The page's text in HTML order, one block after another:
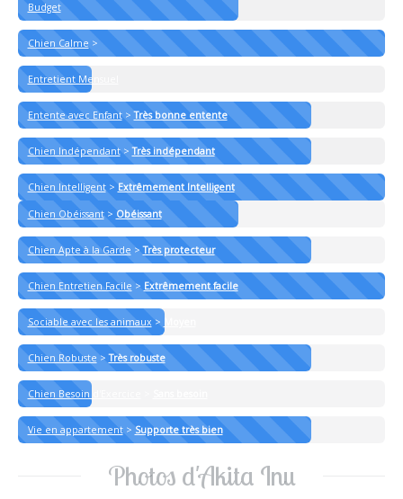
Budget
Chien Calme >
Entretient Mensuel
Entente avec Enfant>Très bonne entente
Chien Indépendant>Très indépendant
Chien Intelligent>Extrêmement Intelligent
Chien Obéissant> Obéissant
Chien Apte à la Garde >Très protecteur
Chien Entretien Facile > Extrêmement facile
Sociable avec les animaux>
Chien Robuste >Très robuste
Chien Besoin d'Exercice
Vie en appartement> Supporte très bien
Photos d'Akita Inu